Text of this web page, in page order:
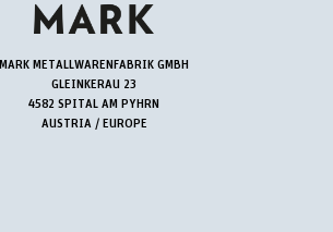
MARK METALLWARENFABRIK GMBH
GLEINKERAU 23
4582 SPITAL AM PYHRN
AUSTRIA / EUROPE